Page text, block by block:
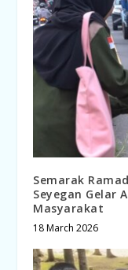
Semarak
Seyegan Gelar
Masyarakat
18 March 2026